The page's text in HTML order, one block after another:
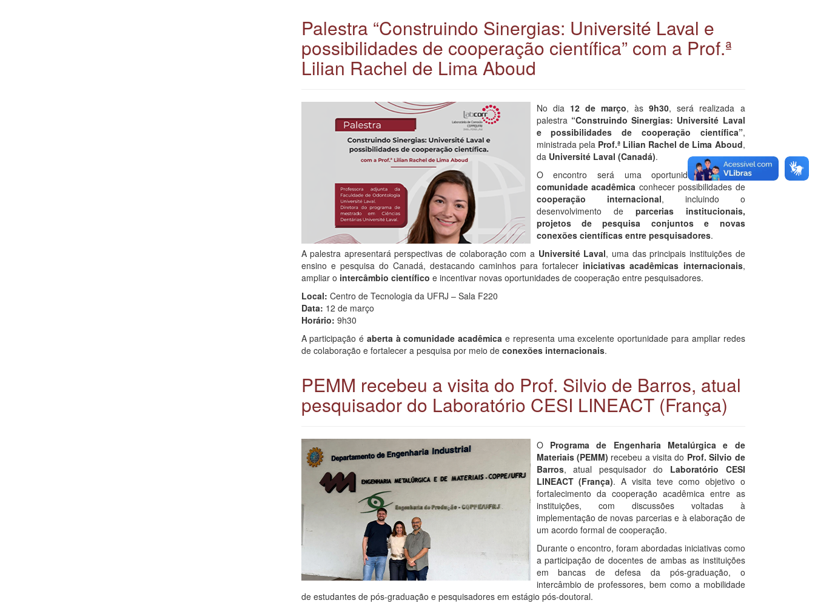
Palestra “Construindo Sinergias: Université Laval e
possibilidades de cooperação científica” com a Prof.ª
Lilian Rachel de Lima Aboud
No dia 12 de março, às9h30, será realizada a
palestra “Construindo Sinergias: Université Laval
e possibilidades de cooperação científica”,
ministrada pela Prof.ª Lilian Rachel de Lima Aboud,
da Université Laval (Canadá).
O encontro será uma oportunidade para a
comunidade acadêmica conhecer possibilidades de
cooperação internacional, incluindo o
desenvolvimento de parcerias institucionais,
projetos de pesquisa conjuntos e novas
conexões científicas entre pesquisadores.
A palestra apresentará perspectivas de colaboração com a Université Laval, uma das principais instituições de
ensino e pesquisa do Canadá, destacando caminhos para fortalecer iniciativas acadêmicas internacionais,
ampliar o intercâmbio científico e incentivar novas oportunidades de cooperação entre pesquisadores.
Local: Centro de Tecnologia da UFRJ – Sala F220
Data: 12 de março
Horário: 9h30
A participação é aberta à comunidade acadêmica e representa uma excelente oportunidade para ampliar redes
de colaboração e fortalecer a pesquisa por meio de conexões internacionais.
PEMM recebeu a visita do Prof. Silvio de Barros, atual
pesquisador do Laboratório CESI LINEACT (França)
O Programa de Engenharia Metalúrgica e de
Materiais (PEMM) recebeu a visita do Prof. Silvio de
Barros, atual pesquisador do Laboratório CESI
LINEACT (França). A visita teve como objetivo o
fortalecimento da cooperação acadêmica entre as
instituições, com discussões voltadas à
implementação de novas parcerias e à elaboração de
um acordo formal de cooperação.
Durante o encontro, foram abordadas iniciativas como
a participação de docentes de ambas as instituições
em bancas de defesa da pós-graduação, o
intercâmbio de professores, bem como a mobilidade
de estudantes de pós-graduação e pesquisadores em estágio pós-doutoral.